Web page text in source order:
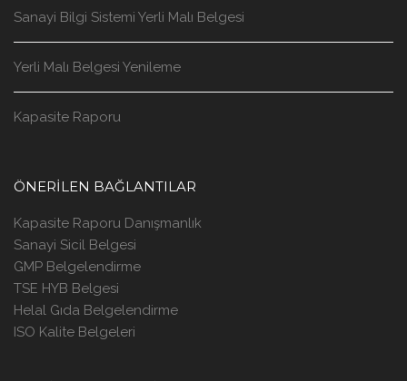
Sanayi Bilgi Sistemi Yerli Malı Belgesi
Yerli Malı Belgesi Yenileme
Kapasite Raporu
ÖNERILEN BAĞLANTILAR
Kapasite Raporu Danışmanlık
Sanayi Sicil Belgesi
GMP Belgelendirme
TSE HYB Belgesi
Helal Gıda Belgelendirme
ISO Kalite Belgeleri